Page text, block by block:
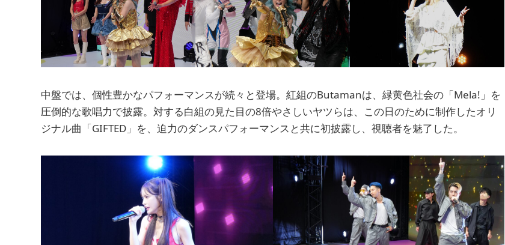
中盤では、個性豊かなパフォーマンスが続々と登場。紅組のButamanは、緑黄色社会の「Mela!」を
圧倒的な歌唱力で披露。対する白組の見た目の8倍やさしいヤツらは、この日のために制作したオリ
ジナル曲「GIFTED」を、迫力のダンスパフォーマンスと共に初披露し、視聴者を魅了した。